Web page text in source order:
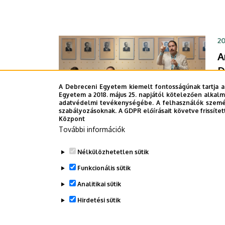
A
Oldalszámozás
A Debreceni Egyetem kiemelt fontosságúnak
Egyetem a 2018. május 25. napjától kötelezően
adatvédelmi tevékenységébe. A felhasználók
szabályozásoknak. A GDPR előírásait követve
Központ
További információk
Nélkülözhetetlen sütik
Funkcionális sütik
Analitikai sütik
Hirdetési sütik